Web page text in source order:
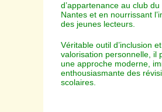
d’appartenance au club du
Nantes et en nourrissant
des jeunes lecteurs.
Véritable outil d’inclusion
valorisation personnelle, il
une approche moderne,
enthousiasmante des
scolaires.